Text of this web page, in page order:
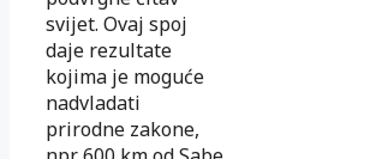
svijet. Ovaj spoj
daje rezultate
kojima je moguće
nadvladati
prirodne zakone,